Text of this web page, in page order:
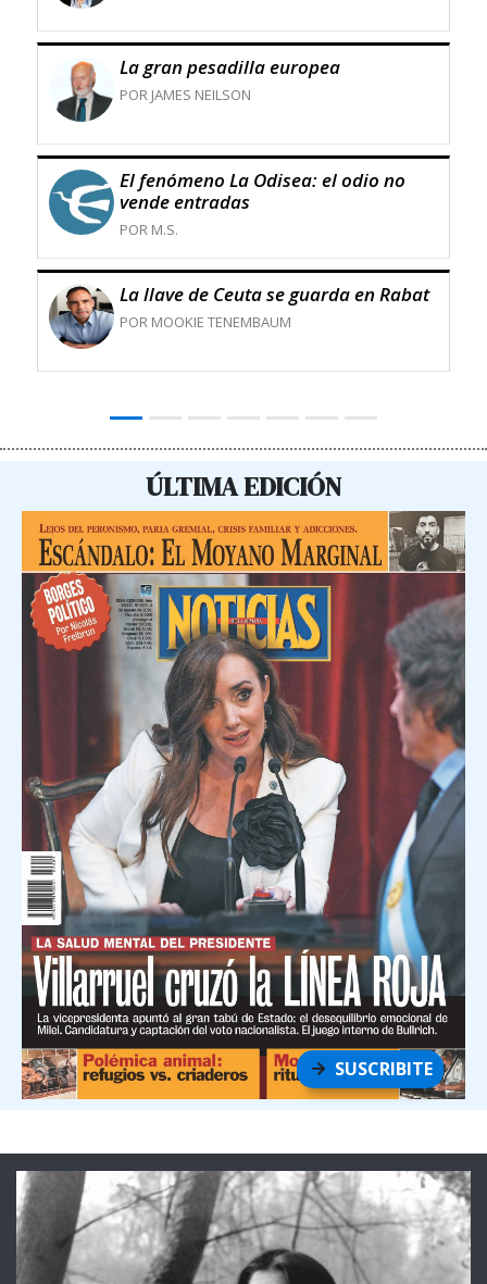
La gran pesadilla europea
POR JAMES NEILSON
El fenómeno La Odisea: el odio no
vende entradas
POR M.S.
La llave de Ceuta se guarda en Rabat
POR MOOKIE TENEMBAUM
ÚLTIMA EDICIÓN
SUSCRIBITE